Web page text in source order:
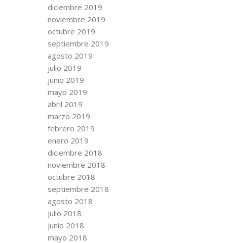
diciembre 2019
noviembre 2019
octubre 2019
septiembre 2019
agosto 2019
julio 2019
junio 2019
mayo 2019
abril 2019
marzo 2019
febrero 2019
enero 2019
diciembre 2018
noviembre 2018
octubre 2018
septiembre 2018
agosto 2018
julio 2018
junio 2018
mayo 2018